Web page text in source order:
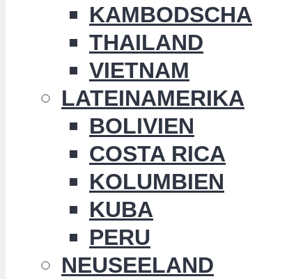
KAMBODSCHA
THAILAND
VIETNAM
LATEINAMERIKA
BOLIVIEN
COSTA RICA
KOLUMBIEN
KUBA
PERU
NEUSEELAND